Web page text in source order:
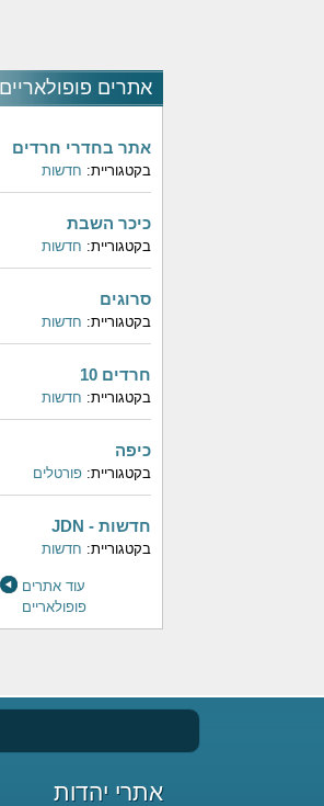
אתרים פופולאריים
אתר בחדרי חרדים
בקטגוריית: חדשות
כיכר השבת
בקטגוריית: חדשות
סרוגים
בקטגוריית: חדשות
חרדים 10
בקטגוריית: חדשות
כיפה
בקטגוריית: פורטלים
חדשות - JDN
בקטגוריית: חדשות
עוד אתרים
פופולאריים
אתרי יהדות